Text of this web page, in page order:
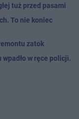
tuż przed pasami
To nie koniec
zatok
w ręce policji.